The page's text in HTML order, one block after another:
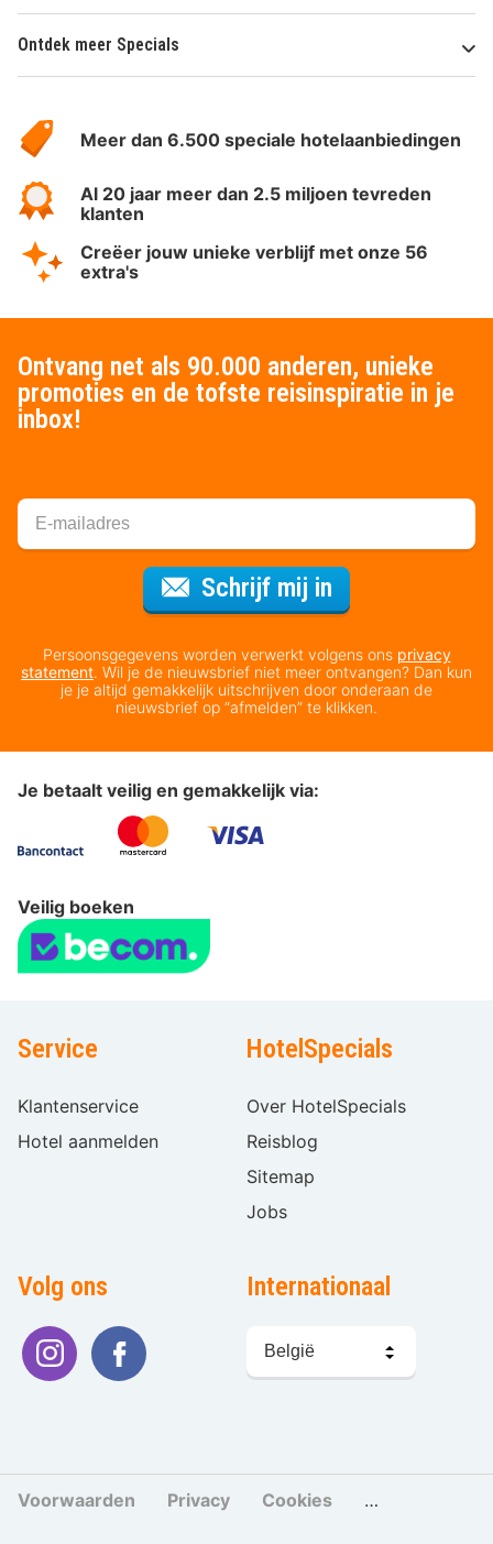
Ontdek meer Specials
HotelSpecials
Meer dan 6.500 speciale hotelaanbiedingen
Al 20 jaar meer dan 2.5 miljoen tevreden
klanten
Creëer jouw unieke verblijf met onze 56
extra's
Ontvang net als 90.000 anderen, unieke
promoties en de tofste reisinspiratie in je
inbox!
Schrijf mij in
Persoonsgegevens worden verwerkt volgens ons privacy
statement. Wil je de nieuwsbrief niet meer ontvangen? Dan kun
je je altijd gemakkelijk uitschrijven door onderaan de
nieuwsbrief op “afmelden” te klikken.
Je betaalt veilig en gemakkelijk via:
Veilig boeken
Service
Klantenservice
Hotel aanmelden
HotelSpecials
Over HotelSpecials
Reisblog
Sitemap
Jobs
Volg ons Internationaal
kiezen
Voorwaarden Privacy Cookies Cookies